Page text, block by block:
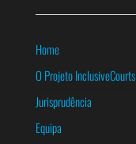
Home
O Projeto InclusiveCourts
Jurisprudência
Equipa